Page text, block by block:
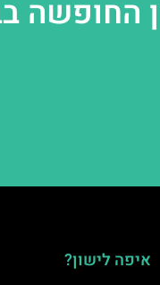
החופשה
איפה לישון?